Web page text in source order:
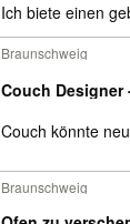
Ich biete einen
Braunschweig
Couch
Couch könnte
Braunschweig